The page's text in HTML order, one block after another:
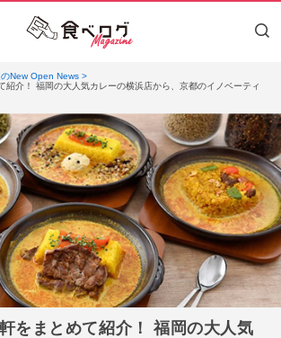
New Open News
紹介！ 福岡の大人気カレーの横浜店から、京都のイノベーティ
をまとめて紹介！ 福岡の大人気